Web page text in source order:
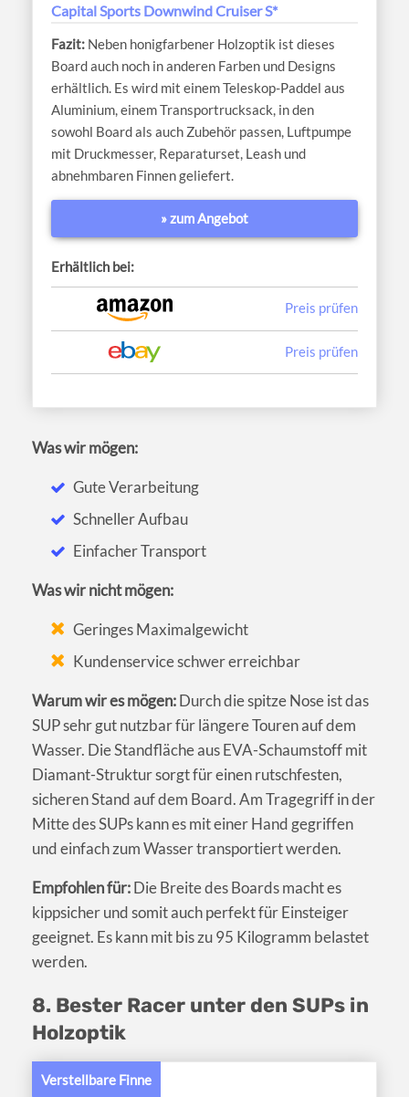
Capital Sports Downwind Cruiser S*
Neben honigfarbener Holzoptik ist dieses
Board auch noch in anderen Farben und Designs
erhältlich. Es wird mit einem Teleskop-Paddel aus
Aluminium, einem Transportrucksack, in den
sowohl Board als auch Zubehör passen, Luftpumpe
mit Druckmesser, Reparaturset, Leash und
abnehmbaren Finnen geliefert.
» zum Angebot
Erhältlich bei:
Preis prüfen
Preis prüfen
Was wir mögen:
Gute Verarbeitung
Schneller Aufbau
Einfacher Transport
Was wir nicht mögen:
Geringes Maximalgewicht
Kundenservice schwer erreichbar
Warum wir es mögen:Durch die spitze Nose ist das
SUP sehr gut nutzbar für längere Touren auf dem
Wasser. Die Standfläche aus EVA-Schaumstoff mit
Diamant-Struktur sorgt für einen rutschfesten,
sicheren Stand auf dem Board. Am Tragegriff in der
Mitte des SUPs kann es mit einer Hand gegriffen
und einfach zum Wasser transportiert werden.
Empfohlen für:Die Breite des Boards macht es
kippsicher und somit auch perfekt für Einsteiger
geeignet. Es kann mit bis zu 95 Kilogramm belastet
werden.
8. Bester Racer unter den SUPs in
Holzoptik
Verstellbare Finne